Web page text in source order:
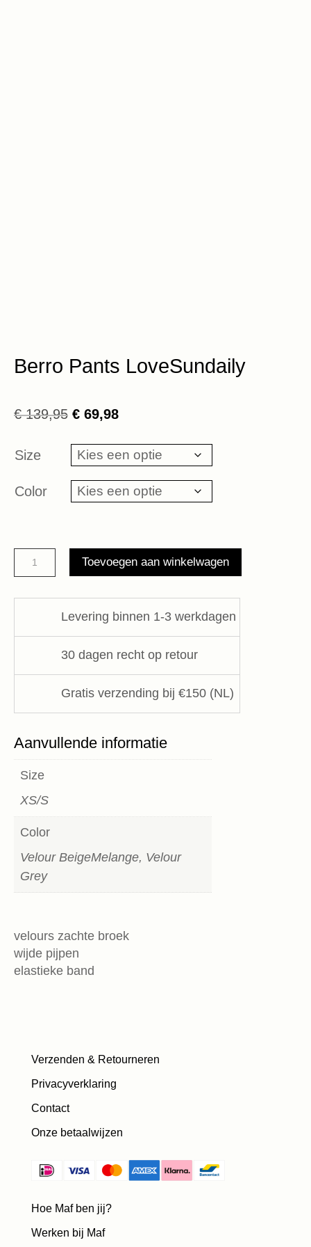
Berro Pants LoveSundaily
€139,95 Oorspronkelijke
was:
€ 139,95.
€ 69,98Huidige
is:
€ 69,98.
Size
Color
Berro
Pants
Toevoegen aan winkelwagen
Levering binnen 1-3 werkdagen
30 dagen recht op retour
Gratis verzending bij €150 (NL)
Aanvullende informatie
Size
XS/S
Color
Velour BeigeMelange, Velour
Grey
velours zachte broek
wijde pijpen
elastieke band
Verzenden & Retourneren
Privacyverklaring
Contact
Onze betaalwijzen
Hoe Maf ben jij?
Werken bij Maf